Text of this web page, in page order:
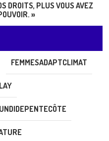
DROITS, PLUS VOUS AVEZ
»
FEMMESADAPTCLIMAT